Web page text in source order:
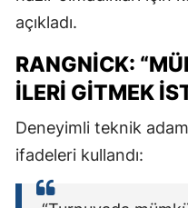
açıkladı.
RANGNICK:
ILERI GITMEK
Deneyimli teknik adam
ifadeleri kullandı: